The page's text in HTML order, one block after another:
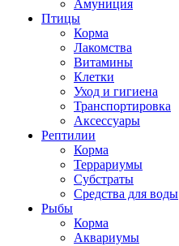
Амуниция
Птицы
Корма
Лакомства
Витамины
Клетки
Уход и гигиена
Транспортировка
Аксессуары
Рептилии
Корма
Террариумы
Субстраты
Средства для воды
Рыбы
Корма
Аквариумы